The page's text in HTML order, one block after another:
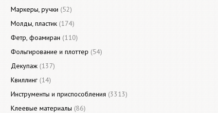
Маркеры, ручки (52)
Молды, пластик (174)
Фетр, фоамиран (110)
Фольгирование и плоттер (54)
Декупаж (137)
Квиллинг (14)
Инструменты и приспособления (3313)
Клеевые материалы (86)